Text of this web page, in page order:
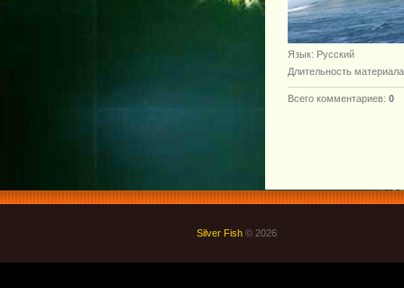
Язык: Русский
Длительность материала
Всего комментариев: 0
Silver Fish © 2026